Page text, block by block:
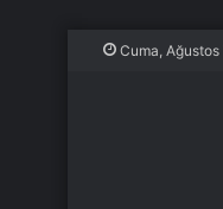
Cuma,